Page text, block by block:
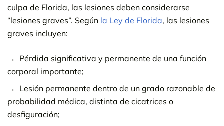
culpa de Florida, las lesiones deben considerarse
“lesiones graves”. Según la Ley de Florida, las lesiones
graves incluyen:
Pérdida significativa y permanente de una función
corporal importante;
Lesión permanente dentro de un grado razonable de
probabilidad médica, distinta de cicatrices o
desfiguración;